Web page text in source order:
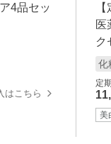
4品セッ
はこちら
医
ク
化
定
美